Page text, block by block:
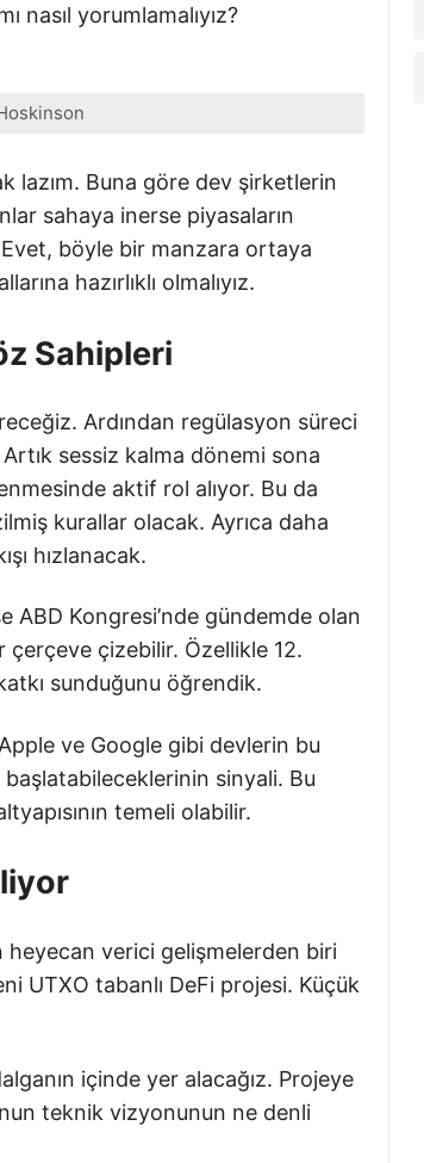
nasıl yorumlamalıyız?
lazım. Buna göre dev şirketlerin
sahaya inerse piyasaların
böyle bir manzara ortaya
hazırlıklı olmalıyız.
Sahipleri
Ardından regülasyon süreci
sessiz kalma dönemi sona
aktif rol alıyor. Bu da
kurallar olacak. Ayrıca daha
hızlanacak.
ABD Kongresi’nde gündemde olan
çerçeve çizebilir. Özellikle 12.
sunduğunu öğrendik.
ve Google gibi devlerin bu
başlatabileceklerinin sinyali. Bu
temeli olabilir.
heyecan verici gelişmelerden biri
UTXO tabanlı DeFi projesi. Küçük
içinde yer alacağız. Projeye
teknik vizyonunun ne denli